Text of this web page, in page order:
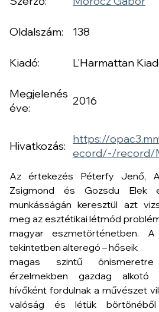
Oldalszám: 138
Kiadó: L'Harmattan
Megjelenés
éve:
2016
Hivatkozás:
https://
ecord/-/record/
Az értekezés Péterfy Jenő,
Zsigmond és Gozsdu Elek
munkásságán keresztül azt
meg az esztétikai létmód
magyar eszmetörténetben.
tekintetben alteregó – hőseik
magas szintű
érzelmekben gazdag alkotó
hívőként fordulnak a művészet
valóság és létük